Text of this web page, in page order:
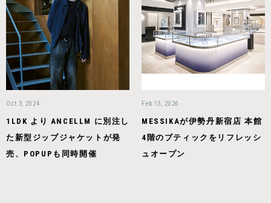
Oct 3, 2024
1LDK より ANCELLM に別注し
た新型ジップジャケットが発
売、POPUPも同時開催
Feb 13, 2026
MESSIKAが伊勢丹新宿店 本館
4階のブティックをリフレッシ
ュオープン